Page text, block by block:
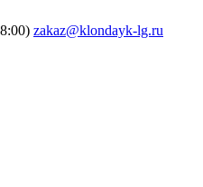
zakaz@klondayk-lg.ru